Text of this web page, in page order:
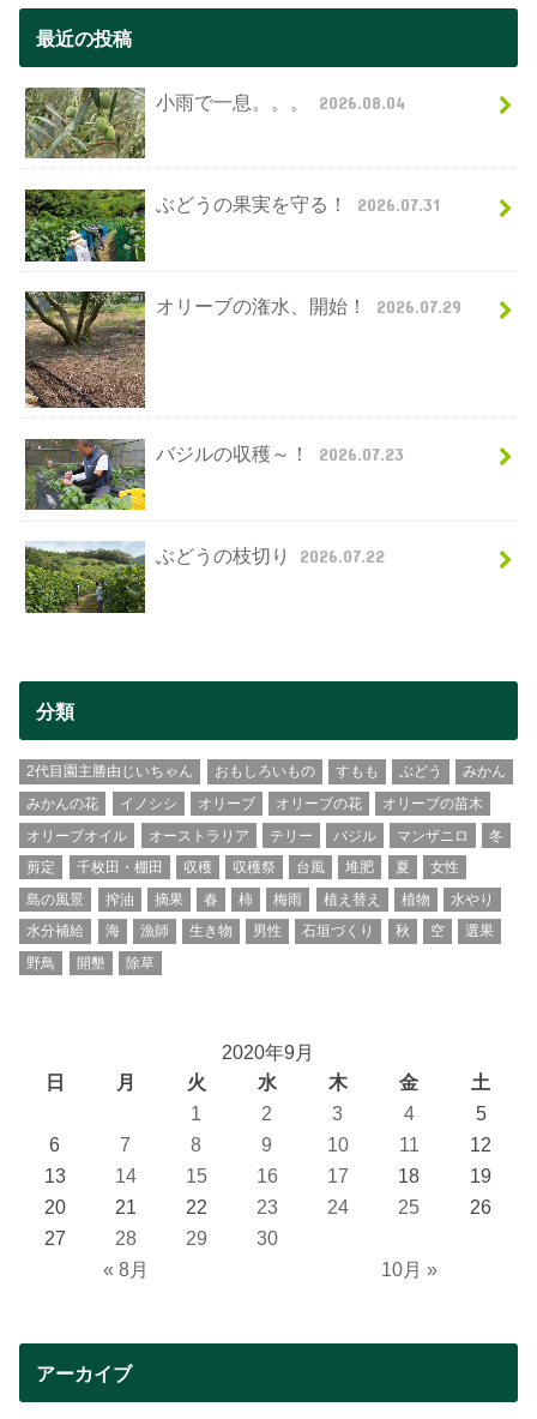
最近の投稿
小雨で一息。。。 2026.08.04
ぶどうの果実を守る！ 2026.07.31
オリーブの潅水、開始！ 2026.07.29
バジルの収穫～！ 2026.07.23
ぶどうの枝切り 2026.07.22
分類
2代目園主勝由じいちゃん おもしろいもの すもも ぶどう
みかん
みかんの花
イノシシ オリーブ オリーブの花
オリーブの苗木
オリーブオイル
オーストラリア テリー バジル マンザニロ
冬
剪定
千枚田・棚田 収穫 収穫祭 台風 堆肥 夏
女性
島の風景
搾油 摘果 春 柿 梅雨 植え替え 植物
水やり
水分補給
海 漁師 生き物 男性 石垣づくり 秋 空
選果
野鳥
開墾 除草
2020年9月
日
月 火 水 木 金 土
« 8月 10月 »
1 2 3 4
5
6
7 8 9 10 11
12
13
14 15 16 17 18
19
20
21 22 23 24 25
26
27
28 29 30
アーカイブ